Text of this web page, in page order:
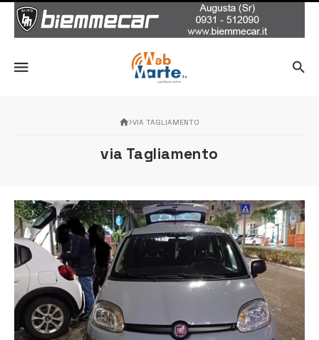
VIA TAGLIAMENTO
via Tagliamento